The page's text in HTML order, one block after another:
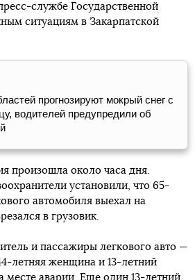
службе Государственной
ситуациям в Закарпатской
прогнозируют мокрый снег с
водителей предупредили об
произошла около часа дня.
установили, что 65-
автомобиля выехал на
в грузовик.
и пассажиры легкового авто —
летняя женщина и 13-летний
месте аварии. Еще один 13-летний